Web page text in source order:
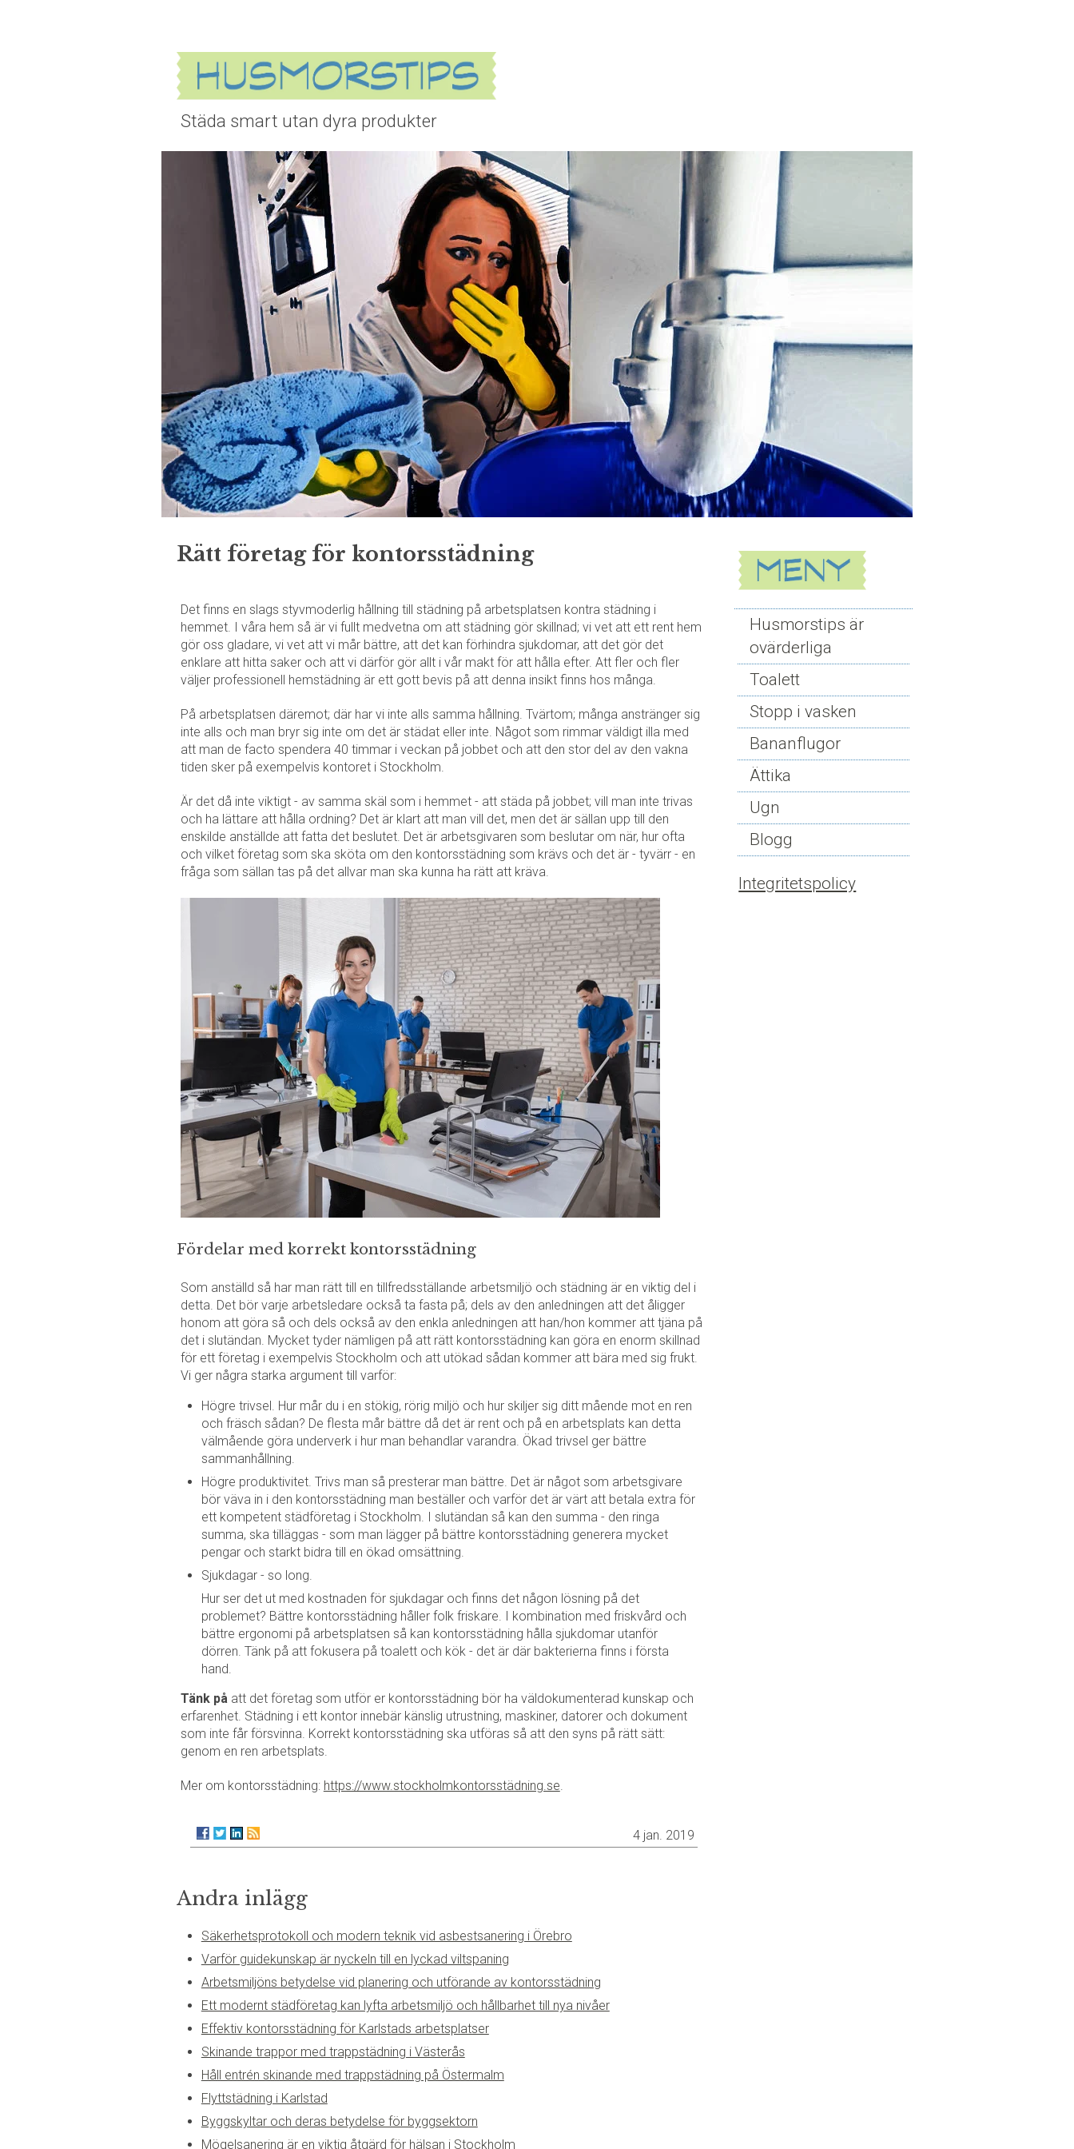
Städa smart utan dyra produkter
Rätt företag för kontorsstädning
Det finns en slags styvmoderlig hållning till städning på arbetsplatsen kontra städning i
hemmet. I våra hem så är vi fullt medvetna om att städning gör skillnad; vi vet att ett rent hem
gör oss gladare, vi vet att vi mår bättre, att det kan förhindra sjukdomar, att det gör det
enklare att hitta saker och att vi därför gör allt i vår makt för att hålla efter. Att fler och fler
väljer professionell hemstädning är ett gott bevis på att denna insikt finns hos många.
På arbetsplatsen däremot; där har vi inte alls samma hållning. Tvärtom; många anstränger sig
inte alls och man bryr sig inte om det är städat eller inte. Något som rimmar väldigt illa med
att man de facto spendera 40 timmar i veckan på jobbet och att den stor del av den vakna
tiden sker på exempelvis kontoret i Stockholm.
Är det då inte viktigt - av samma skäl som i hemmet - att städa på jobbet; vill man inte trivas
och ha lättare att hålla ordning? Det är klart att man vill det, men det är sällan upp till den
enskilde anställde att fatta det beslutet. Det är arbetsgivaren som beslutar om när, hur ofta
och vilket företag som ska sköta om den kontorsstädning som krävs och det är - tyvärr - en
fråga som sällan tas på det allvar man ska kunna ha rätt att kräva.
Fördelar med korrekt kontorsstädning
Som anställd så har man rätt till en tillfredsställande arbetsmiljö och städning är en viktig del i
detta. Det bör varje arbetsledare också ta fasta på; dels av den anledningen att det åligger
honom att göra så och dels också av den enkla anledningen att han/hon kommer att tjäna på
det i slutändan. Mycket tyder nämligen på att rätt kontorsstädning kan göra en enorm skillnad
för ett företag i exempelvis Stockholm och att utökad sådan kommer att bära med sig frukt.
Vi ger några starka argument till varför:
Högre trivsel. Hur mår du i en stökig, rörig miljö och hur skiljer sig ditt mående mot en ren
och fräsch sådan? De flesta mår bättre då det är rent och på en arbetsplats kan detta
välmående göra underverk i hur man behandlar varandra. Ökad trivsel ger bättre
sammanhållning.
Högre produktivitet. Trivs man så presterar man bättre. Det är något som arbetsgivare
bör väva in i den kontorsstädning man beställer och varför det är värt att betala extra för
ett kompetent städföretag i Stockholm. I slutändan så kan den summa - den ringa
summa, ska tilläggas - som man lägger på bättre kontorsstädning generera mycket
pengar och starkt bidra till en ökad omsättning.
Sjukdagar - so long.
Hur ser det ut med kostnaden för sjukdagar och finns det någon lösning på det
problemet? Bättre kontorsstädning håller folk friskare. I kombination med friskvård och
bättre ergonomi på arbetsplatsen så kan kontorsstädning hålla sjukdomar utanför
dörren. Tänk på att fokusera på toalett och kök - det är där bakterierna finns i första
hand.
Tänk på att det företag som utför er kontorsstädning bör ha väldokumenterad kunskap och
erfarenhet. Städning i ett kontor innebär känslig utrustning, maskiner, datorer och dokument
som inte får försvinna. Korrekt kontorsstädning ska utföras så att den syns på rätt sätt:
genom en ren arbetsplats.
Mer om kontorsstädning: https://www.stockholmkontorsstädning.se.
4 jan. 2019
Andra inlägg
Säkerhetsprotokoll och modern teknik vid asbestsanering i Örebro
Varför guidekunskap är nyckeln till en lyckad viltspaning
Arbetsmiljöns betydelse vid planering och utförande av kontorsstädning
Ett modernt städföretag kan lyfta arbetsmiljö och hållbarhet till nya nivåer
Effektiv kontorsstädning för Karlstads arbetsplatser
Skinande trappor med trappstädning i Västerås
Håll entrén skinande med trappstädning på Östermalm
Flyttstädning i Karlstad
Byggskyltar och deras betydelse för byggsektorn
Mögelsanering är en viktig åtgärd för hälsan i Stockholm
Husmorstips är
ovärderliga
Toalett
Stopp i vasken
Bananflugor
Ättika
Ugn
Blogg
Integritetspolicy